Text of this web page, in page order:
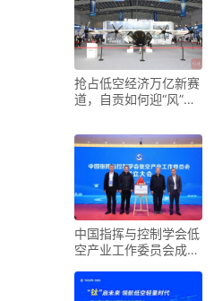
抢占低空经济万亿新赛
道，自贡如何迎“风”而
中国指挥与控制学会低
空产业工作委员会成立